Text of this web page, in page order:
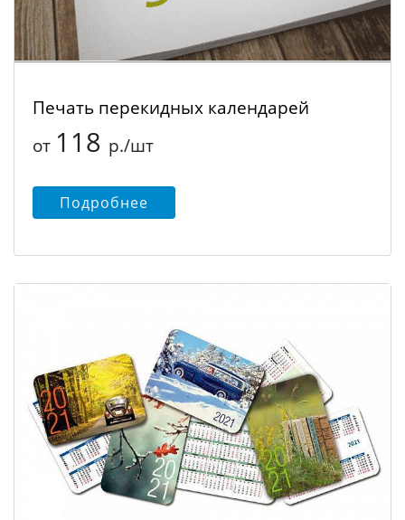
Печать перекидных календарей
от 118 р./шт
Подробнее